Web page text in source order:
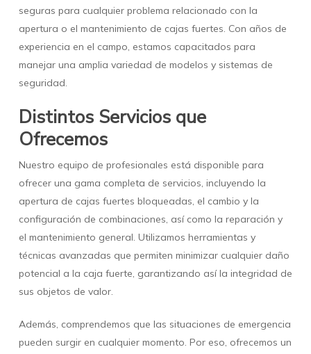
seguras para cualquier problema relacionado con la
apertura o el mantenimiento de cajas fuertes. Con años de
experiencia en el campo, estamos capacitados para
manejar una amplia variedad de modelos y sistemas de
seguridad.
Distintos Servicios que
Ofrecemos
Nuestro equipo de profesionales está disponible para
ofrecer una gama completa de servicios, incluyendo la
apertura de cajas fuertes bloqueadas, el cambio y la
configuración de combinaciones, así como la reparación y
el mantenimiento general. Utilizamos herramientas y
técnicas avanzadas que permiten minimizar cualquier daño
potencial a la caja fuerte, garantizando así la integridad de
sus objetos de valor.
Además, comprendemos que las situaciones de emergencia
pueden surgir en cualquier momento. Por eso, ofrecemos un